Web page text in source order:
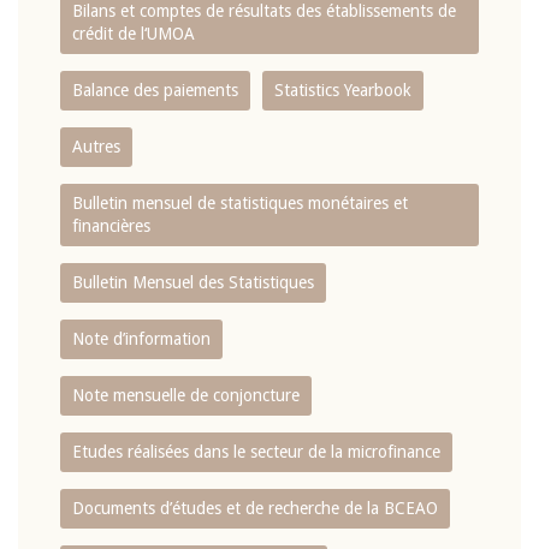
Bilans et comptes de résultats des établissements de
crédit de l‘UMOA
Balance des paiements Statistics Yearbook
Autres
Bulletin mensuel de statistiques monétaires et
financières
Bulletin Mensuel des Statistiques
Note d’information
Note mensuelle de conjoncture
Etudes réalisées dans le secteur de la microfinance
Documents d’études et de recherche de la BCEAO